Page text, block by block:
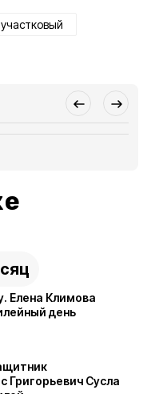
участковый
Елена Климова
день
Григорьевич Сусла